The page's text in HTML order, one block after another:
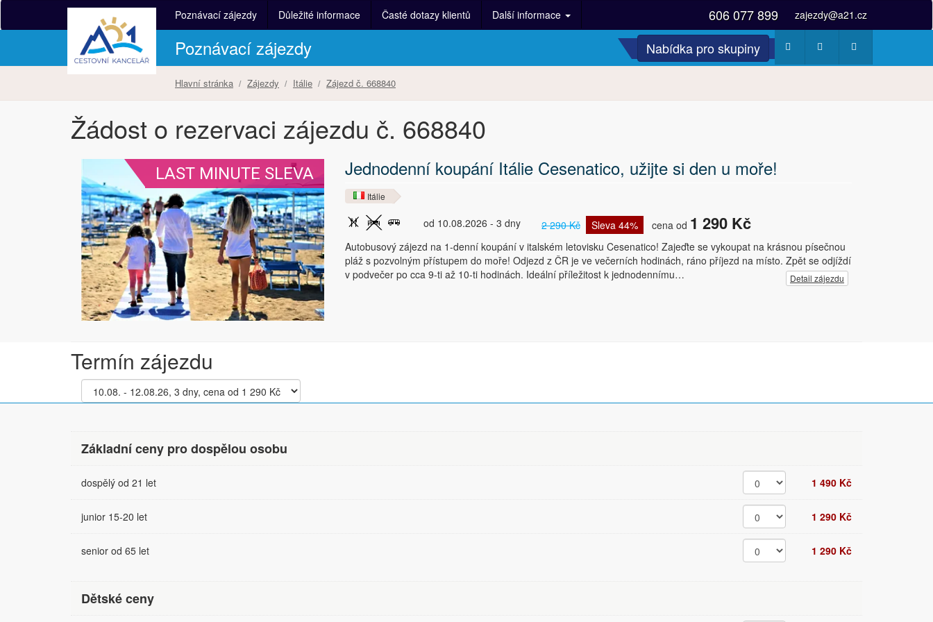
606 077 899 zajezdy@a21.cz
Poznávací zájezdy Důležité informace Časté dotazy klientů Další informace
Poznávací zájezdy Nabídka pro skupiny
Hlavní stránka Zájezdy Itálie Zájezd č. 668840
Žádost o rezervaci zájezdu č. 668840
LAST MINUTE SLEVA Jednodenní koupání Itálie Cesenatico, užijte si den u moře!
Itálie
od 10.08.2026 - 3 dny 2 290 Kč Sleva 44% cena od 1 290 Kč
Autobusový zájezd na 1-denní koupání v italském letovisku Cesenatico! Zajeďte se vykoupat na krásnou písečnou
pláž s pozvolným přístupem do moře! Odjezd z ČR je ve večerních hodinách, ráno příjezd na místo. Zpět se odjíždí
v podvečer po cca 9-ti až 10-ti hodinách. Ideální příležitost k jednodennímu…
Detail zájezdu
Termín zájezdu
Základní ceny pro dospělou osobu
dospělý od 21 let 1 490 Kč
junior 15-20 let 1 290 Kč
senior od 65 let 1 290 Kč
Dětské ceny